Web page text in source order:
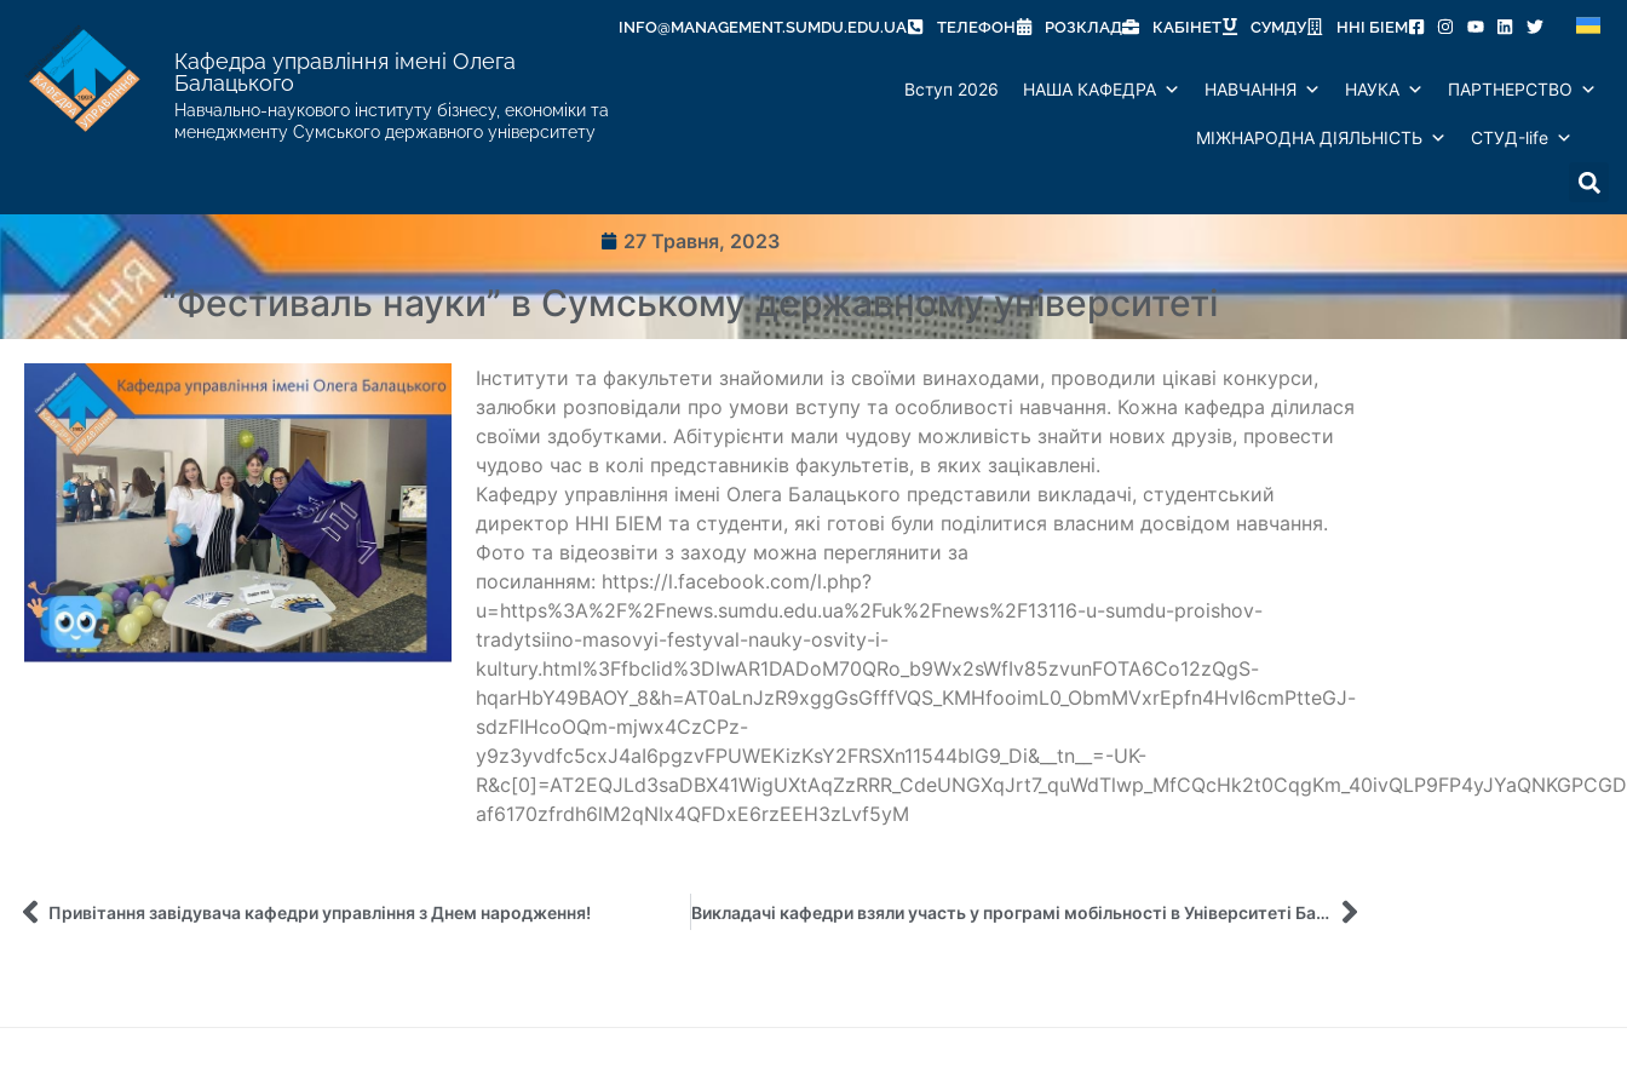
INFO@MANAGEMENT.SUMDU.EDU.UA ТЕЛЕФОН РОЗКЛАД КАБІНЕТ СУМДУ ННІ БІЕМ
Кафедра управління імені Олега
Балацького
Навчально-наукового інституту бізнесу, економіки та
менеджменту Сумського державного університету
Вступ 2026 НАША КАФЕДРА НАВЧАННЯ НАУКА ПАРТНЕРСТВО
МІЖНАРОДНА ДІЯЛЬНІСТЬ СТУД-life
27 Травня, 2023
“Фестиваль науки” в Сумському державному університеті
Інститути та факультети знайомили із своїми винаходами, проводили цікаві конкурси,
залюбки розповідали про умови вступу та особливості навчання. Кожна кафедра ділилася
своїми здобутками. Абітурієнти мали чудову можливість знайти нових друзів, провести
чудово час в колі представників факультетів, в яких зацікавлені.
Кафедру управління імені Олега Балацького представили викладачі, студентський
директор ННІ БІЕМ та студенти, які готові були поділитися власним досвідом навчання.
Фото та відеозвіти з заходу можна переглянити за
посиланням: https://l.facebook.com/l.php?
u=https%3A%2F%2Fnews.sumdu.edu.ua%2Fuk%2Fnews%2F13116-u-sumdu-proishov-
tradytsiino-masovyi-festyval-nauky-osvity-i-
kultury.html%3Ffbclid%3DIwAR1DADoM70QRo_b9Wx2sWfIv85zvunFOTA6Co12zQgS-
hqarHbY49BAOY_8&h=AT0aLnJzR9xggGsGfffVQS_KMHfooimL0_ObmMVxrEpfn4HvI6cmPtteGJ-
sdzFIHcoOQm-mjwx4CzCPz-
y9z3yvdfc5cxJ4aI6pgzvFPUWEKizKsY2FRSXn11544blG9_Di&__tn__=-UK-
af6170zfrdh6lM2qNIx4QFDxE6rzEEH3zLvf5yM
Привітання завідувача кафедри управління з Днем народження! Викладачі кафедри взяли участь у програмі мобільності в Університеті Бат Спа (Великобританія) у рамках проєкту ERASMUS+